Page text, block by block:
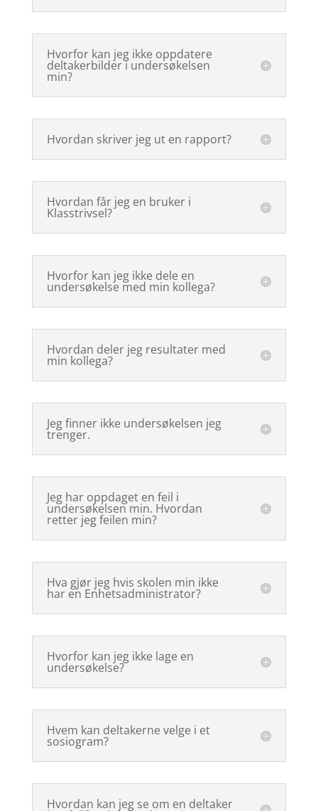
Hvorfor kan jeg ikke oppdatere
deltakerbilder i undersøkelsen
min?
Hvordan skriver jeg ut en rapport?
Hvordan får jeg en bruker i
Klasstrivsel?
Hvorfor kan jeg ikke dele en
undersøkelse med min kollega?
Hvordan deler jeg resultater med
min kollega?
Jeg finner ikke undersøkelsen jeg
trenger.
Jeg har oppdaget en feil i
undersøkelsen min. Hvordan
retter jeg feilen min?
Hva gjør jeg hvis skolen min ikke
har en Enhetsadministrator?
Hvorfor kan jeg ikke lage en
undersøkelse?
Hvem kan deltakerne velge i et
sosiogram?
Hvordan kan jeg se om en deltaker